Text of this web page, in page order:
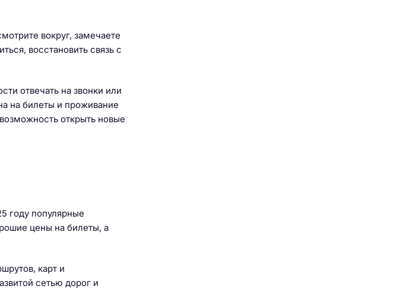
вокруг, замечаете
восстановить связь с
отвечать на звонки или
на билеты и проживание
открыть новые
году популярные
цены на билеты, а
карт и
сетью дорог и